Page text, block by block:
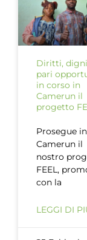
Diritti,
pari
in corso in
Camerun il
progetto
Prosegue in
Camerun il
nostro
FEEL,
con la
LEGGI DI